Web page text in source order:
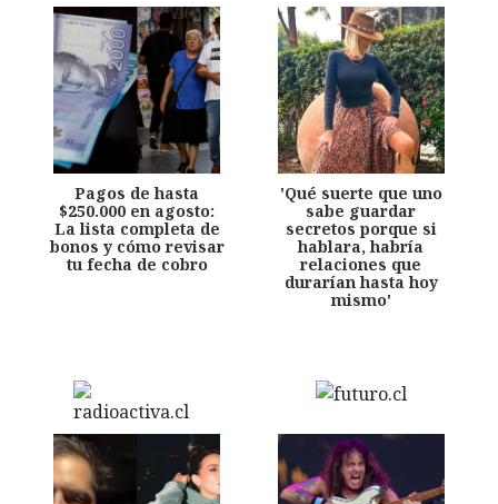
Pagos de hasta
$250.000 en agosto:
La lista completa de
bonos y cómo revisar
tu fecha de cobro
'Qué suerte que uno
sabe guardar
secretos porque si
hablara, habría
relaciones que
durarían hasta hoy
mismo'